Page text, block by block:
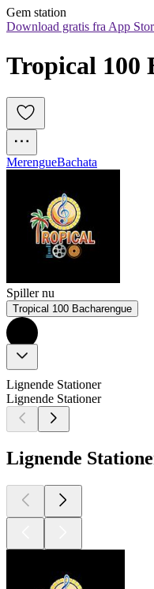
Gem station
Download gratis fra App
Tropical 100
MerengueBachata
Spiller nu
Tropical 100 Bacharengue
Lignende Stationer
Lignende Stationer
Lignende